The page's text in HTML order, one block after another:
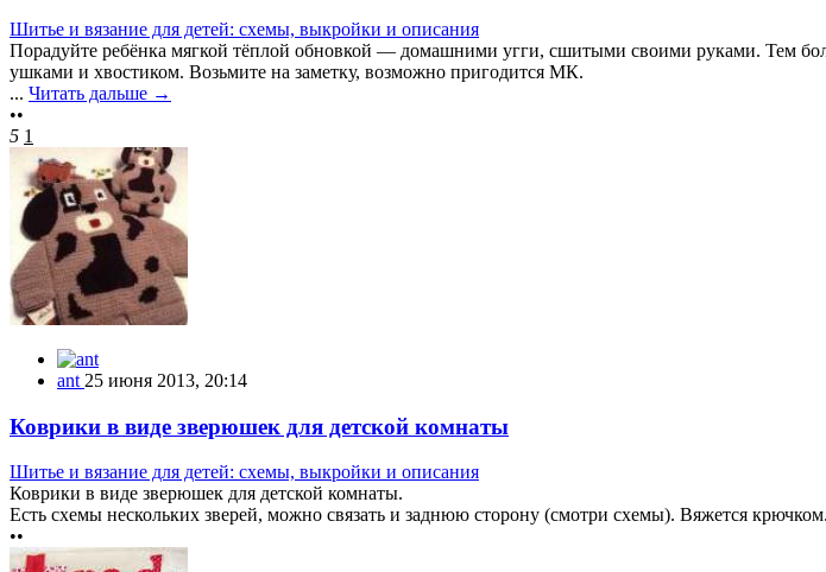
Шитье и вязание для детей: схемы, выкройки и описания
Порадуйте ребёнка мягкой тёплой обновкой — домашними угги, сшитыми своими руками. Тем
ушками и хвостиком. Возьмите на заметку, возможно пригодится МК.
... Читать дальше →
••
5 1
ant 25 июня 2013, 20:14
Коврики в виде зверюшек для детской комнаты
Шитье и вязание для детей: схемы, выкройки и описания
Коврики в виде зверюшек для детской комнаты.
Есть схемы нескольких зверей, можно связать и заднюю сторону (смотри схемы). Вяжется
••